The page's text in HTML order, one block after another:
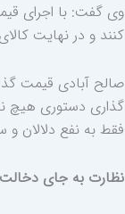
وی گفت: با اجرای
کنند و در نهایت
صالح آبادی قیمت
گذاری دستوری هیچ
فقط به نفع دلالان و
نظارت به جای دخالت